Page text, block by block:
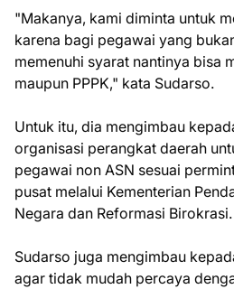
"Makanya, kami diminta untuk
karena bagi pegawai yang
memenuhi syarat nantinya bisa
maupun PPPK," kata Sudarso.
Untuk itu, dia mengimbau
organisasi perangkat daerah
pegawai non ASN sesuai
pusat melalui Kementerian
Negara dan Reformasi Birokrasi.
Sudarso juga mengimbau
agar tidak mudah percaya